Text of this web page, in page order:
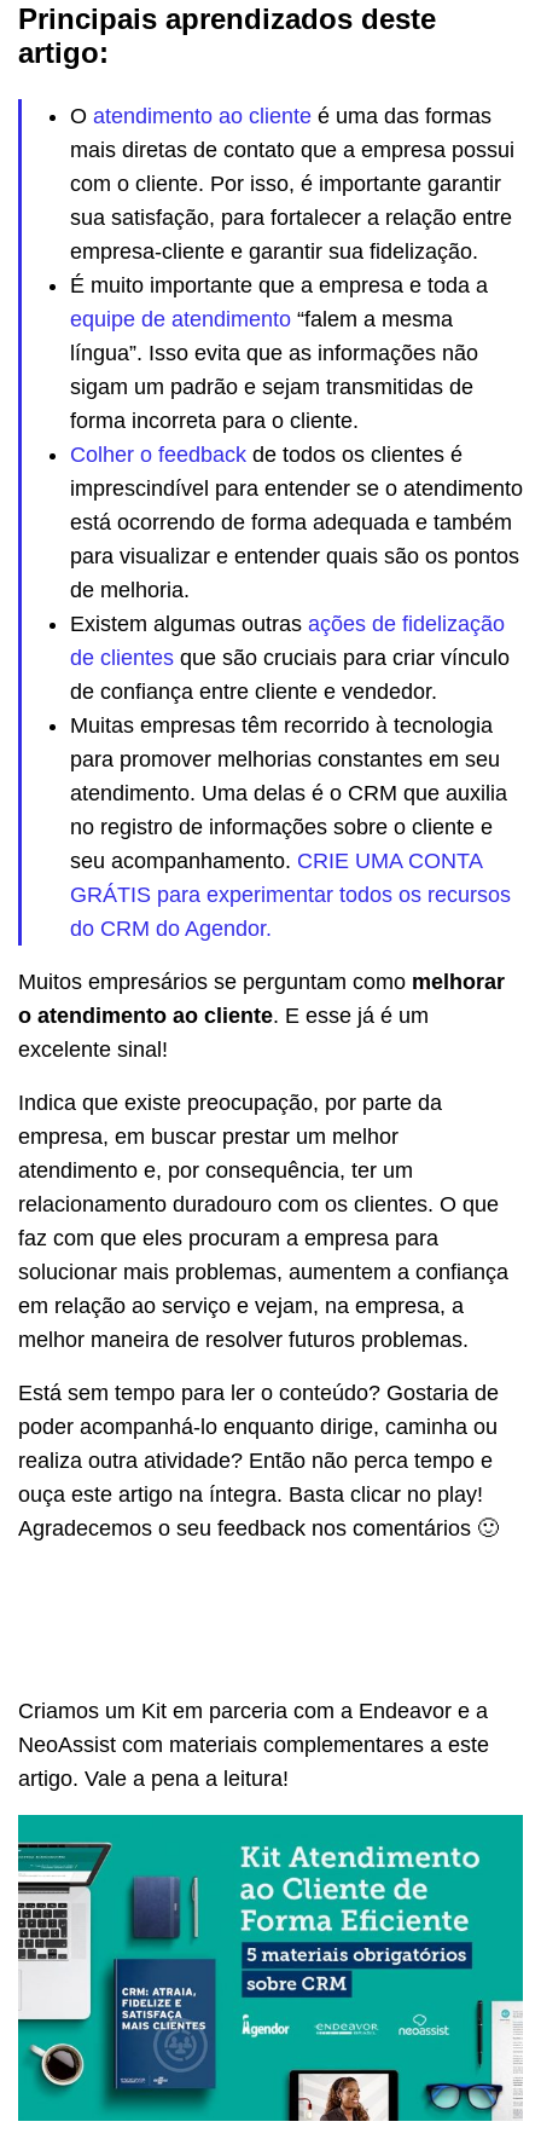
Principais aprendizados deste
artigo:
O atendimento ao cliente é uma das formas
mais diretas de contato que a empresa possui
com o cliente. Por isso, é importante garantir
sua satisfação, para fortalecer a relação entre
empresa-cliente e garantir sua fidelização.
É muito importante que a empresa e toda a
equipe de atendimento “falem a mesma
língua”. Isso evita que as informações não
sigam um padrão e sejam transmitidas de
forma incorreta para o cliente.
Colher o feedback de todos os clientes é
imprescindível para entender se o atendimento
está ocorrendo de forma adequada e também
para visualizar e entender quais são os pontos
de melhoria.
Existem algumas outras ações de fidelização
de clientes que são cruciais para criar vínculo
de confiança entre cliente e vendedor.
Muitas empresas têm recorrido à tecnologia
para promover melhorias constantes em seu
atendimento. Uma delas é o CRM que auxilia
no registro de informações sobre o cliente e
seu acompanhamento. CRIE UMA CONTA
GRÁTIS para experimentar todos os recursos
do CRM do Agendor.
Muitos empresários se perguntam como melhorar
o atendimento ao cliente. E esse já é um
excelente sinal!
Indica que existe preocupação, por parte da
empresa, em buscar prestar um melhor
atendimento e, por consequência, ter um
relacionamento duradouro com os clientes. O que
faz com que eles procuram a empresa para
solucionar mais problemas, aumentem a confiança
em relação ao serviço e vejam, na empresa, a
melhor maneira de resolver futuros problemas.
Está sem tempo para ler o conteúdo? Gostaria de
poder acompanhá-lo enquanto dirige, caminha ou
realiza outra atividade? Então não perca tempo e
ouça este artigo na íntegra. Basta clicar no play!
Agradecemos o seu feedback nos comentários 🙂
Criamos um Kit em parceria com a Endeavor e a
NeoAssist com materiais complementares a este
artigo. Vale a pena a leitura!